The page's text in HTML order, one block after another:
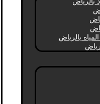
بالرياض